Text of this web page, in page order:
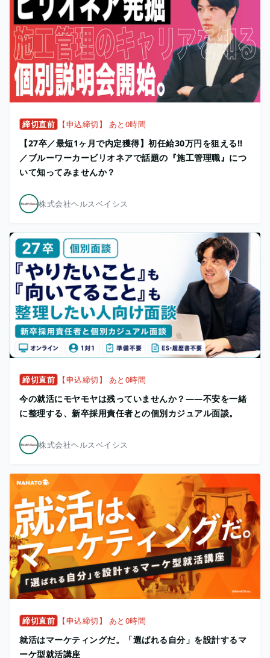
締切直前 【申込締切】 あと0時間
【27卒／最短1ヶ月で内定獲得】初任給30万円を狙える!!
／ブルーワーカービリオネアで話題の『施工管理職』につ
いて知ってみませんか？
株式会社ヘルスベイシス
締切直前 【申込締切】 あと0時間
今の就活にモヤモヤは残っていませんか？——不安を一緒
に整理する、新卒採用責任者との個別カジュアル面談。
株式会社ヘルスベイシス
締切直前 【申込締切】 あと0時間
就活はマーケティングだ。「選ばれる自分」を設計するマ
ーケ型就活講座